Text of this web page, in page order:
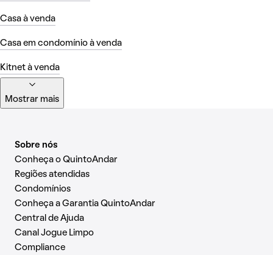
Casa à venda
Casa em condomínio à venda
Kitnet à venda
Mostrar mais
Sobre nós
Conheça o QuintoAndar
Regiões atendidas
Condomínios
Conheça a Garantia QuintoAndar
Central de Ajuda
Canal Jogue Limpo
Compliance